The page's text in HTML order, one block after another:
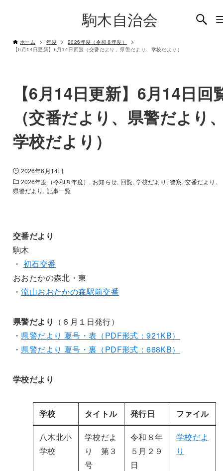
駒木自治会
ホーム 年度
2026年度（令和８年度）
【6月14日更新】6月14日回覧（交番だより、県警だより、学校だより）
【6月14日更新】6月14日回
（交番だより、県警だより
学校だより）
2026年6月14日
2026年度（令和８年度）
お知らせ 回覧 学校だより 警察 交番だより
県警だより
記事一覧
交番だより
駒木
・ 初石交番
おおたかの森北・東
・流山おおたかの森駅前交番
県警だより （６月１日発行）
・ 県警だより 夏号・表（PDF形式：921KB）
・ 県警だより 夏号・裏（PDF形式：668KB）
学校だより
学校 タイトル 発行日 ファイル
八木北小
学校
学校だよ
り 第３
号
令和８年
５月２９
日
学校だよ
り